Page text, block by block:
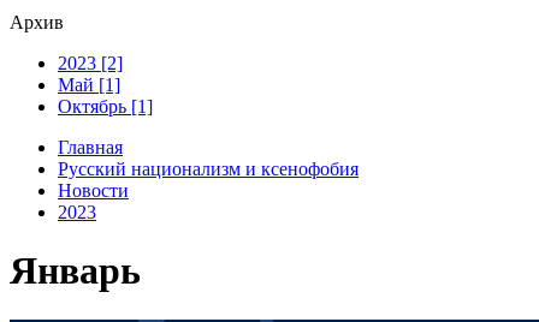
Архив
2023 [2]
Май [1]
Октябрь [1]
Главная
Русский национализм и ксенофобия
Новости
2023
Январь